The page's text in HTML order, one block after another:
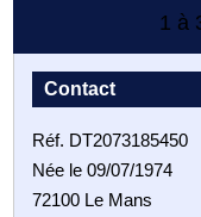
1 à
Contact
Réf. DT2073185450
Née le 09/07/1974
72100 Le Mans